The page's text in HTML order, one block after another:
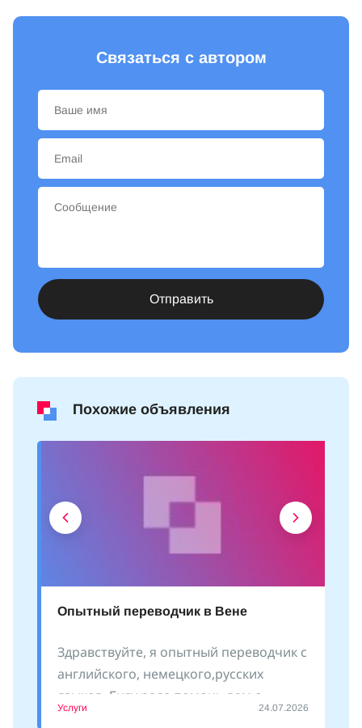
Связаться с автором
Отправить
Похожие объявления
Опытный переводчик в Вене
Здравствуйте, я опытный переводчик с
английского, немецкого,русских
языков. Буду рада помочь вам с
оформлением документов, сопровожу
Услуги 24.07.2026